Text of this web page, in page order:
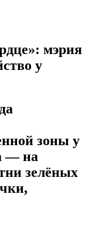
мэрия
у
зоны у
— на
зелёных